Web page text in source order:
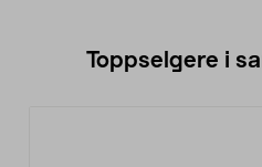
Toppselgere i